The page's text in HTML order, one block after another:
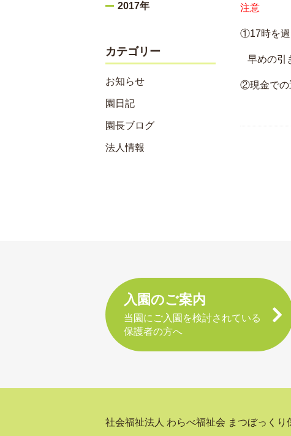
注意
①17時を過
早めの引
②現金での
2017年
カテゴリー
お知らせ
園日記
園長ブログ
法人情報
入園のご案内
当園にご入園を検討されている
保護者の方へ
社会福祉法人 わらべ福祉会 まつぼっくり